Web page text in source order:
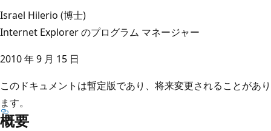
Israel Hilerio (博士)
Internet Explorer のプログラム マネージャー
2010 年 9 月 15 日
このドキュメントは暫定版であり、将来変更されることがあり
ます。
概要